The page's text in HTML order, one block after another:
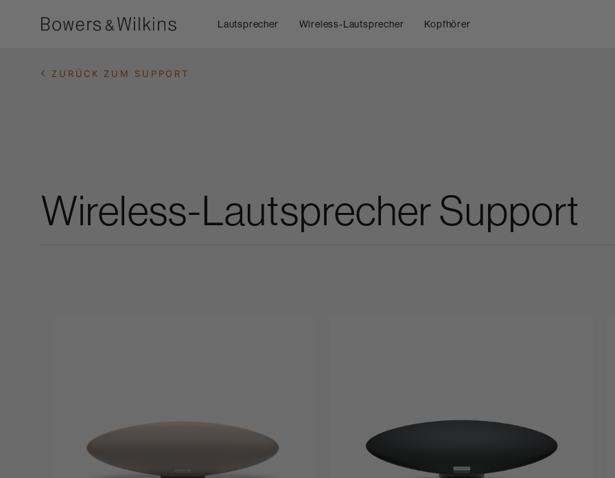
Lautsprecher Wireless-Lautsprecher Kopfhörer
ZURÜCK ZUM SUPPORT
Wireless-Lautsprecher Support